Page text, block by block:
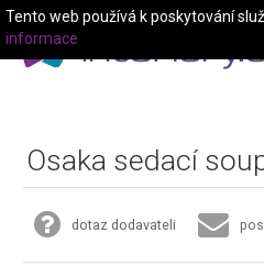
Osaka sedací
dotaz dodavateli
Tento web používá k poskytování
informace